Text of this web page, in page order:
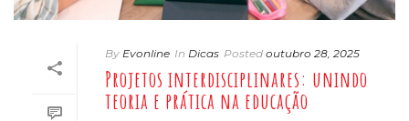
By Evonline In Dicas Posted outubro 28, 2025
Projetos interdisciplinares: unindo
teoria e prática na educação